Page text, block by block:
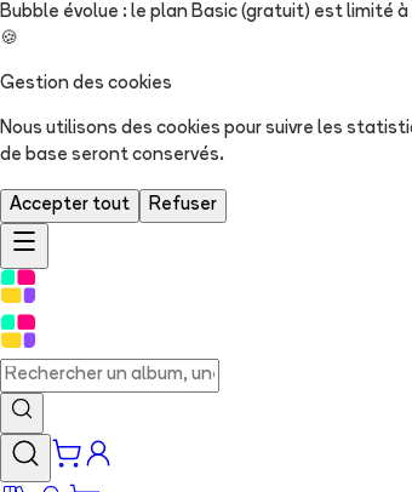
Bubble évolue : le plan Basic (gratuit) est limité
🍪
Gestion des cookies
Nous utilisons des cookies pour suivre les
de base seront conservés.
Accepter tout Refuser